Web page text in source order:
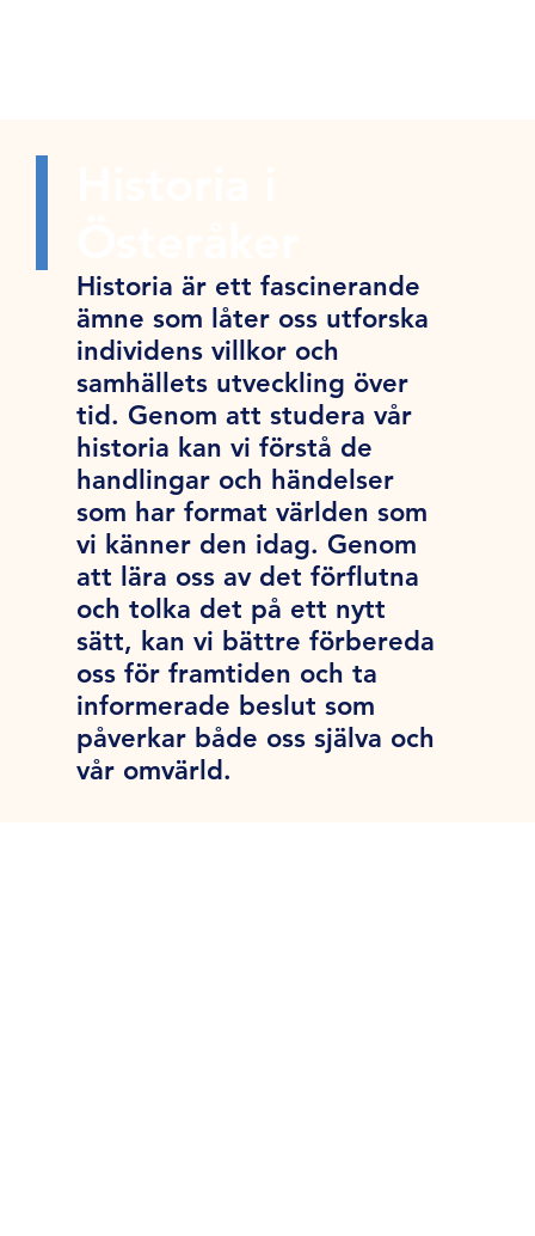
Historia är ett fascinerande
ämne som låter oss utforska
individens villkor och
samhällets utveckling över
tid. Genom att studera vår
historia kan vi förstå de
handlingar och händelser
som har format världen som
vi känner den idag. Genom
att lära oss av det förflutna
och tolka det på ett nytt
sätt, kan vi bättre förbereda
oss för framtiden och ta
informerade beslut som
påverkar både oss själva och
vår omvärld.